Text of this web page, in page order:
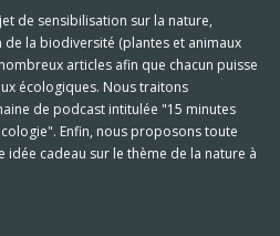
de sensibilisation sur la nature,
la biodiversité (plantes et animaux
articles afin que chacun puisse
écologiques. Nous traitons
de podcast intitulée "15 minutes
Enfin, nous proposons toute
cadeau sur le thème de la nature à